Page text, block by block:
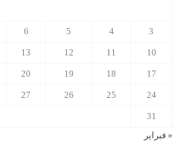
3
4
5
6
10
11
12
13
17
18
19
20
24
25
26
27
31
« فبراير